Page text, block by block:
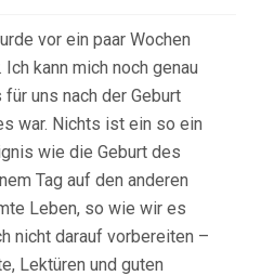
vor ein paar Wochen
kann mich noch genau
uns nach der Geburt
war. Nichts ist ein so ein
wie die Geburt des
Tag auf den anderen
Leben, so wie wir es
nicht darauf vorbereiten –
Lektüren und guten